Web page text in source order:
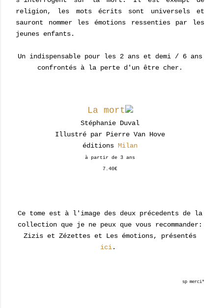
religion, les mots écrits sont universels et
sauront nommer les émotions ressenties par les
jeunes enfants.
Un indispensable pour les 2 ans et demi / 6 ans
confrontés à la perte d'un être cher.
La mort
Stéphanie Duval
Illustré par Pierre Van Hove
éditions Milan
à partir de 3 ans
7.40€
Ce tome est à l'image des deux précedents de la
collection que je ne peux que vous recommander:
Zizis et Zézettes et Les émotions, présentés
ici.
sp merci*